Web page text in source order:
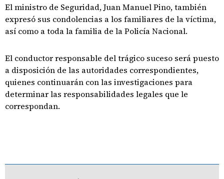
El ministro de Seguridad, Juan Manuel Pino, también
expresó sus condolencias a los familiares de la víctima,
así como a toda la familia de la Policía Nacional.
El conductor responsable del trágico suceso será puesto
a disposición de las autoridades correspondientes,
quienes continuarán con las investigaciones para
determinar las responsabilidades legales que le
correspondan.